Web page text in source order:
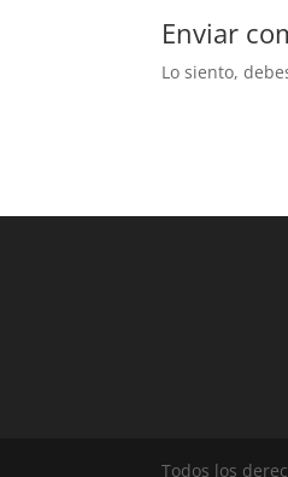
Enviar
Lo siento,
Todos los